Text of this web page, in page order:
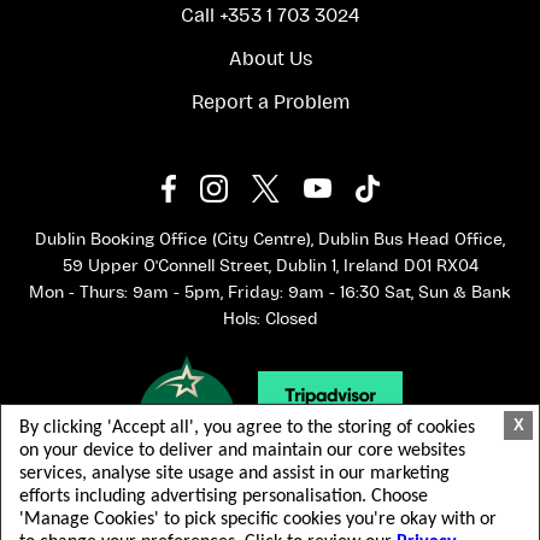
Call +353 1 703 3024
About Us
Report a Problem
Dublin Booking Office (City Centre), Dublin Bus Head Office,
59 Upper O'Connell Street, Dublin 1, Ireland D01 RX04
Mon - Thurs: 9am - 5pm, Friday: 9am - 16:30 Sat, Sun & Bank
Hols: Closed
X
By clicking 'Accept all', you agree to the storing of cookies
on your device to deliver and maintain our core websites
services, analyse site usage and assist in our marketing
efforts including advertising personalisation. Choose
'Manage Cookies' to pick specific cookies you're okay with or